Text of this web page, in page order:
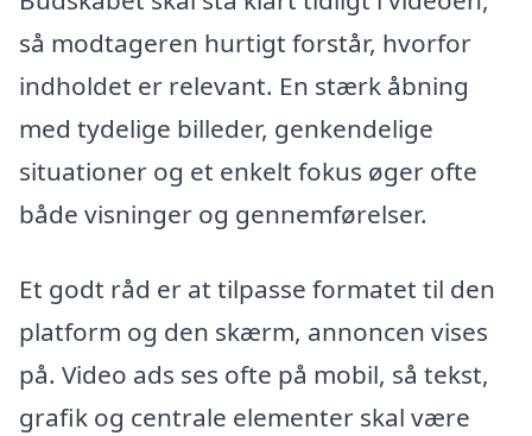
så modtageren hurtigt forstår, hvorfor
indholdet er relevant. En stærk åbning
med tydelige billeder, genkendelige
situationer og et enkelt fokus øger ofte
både visninger og gennemførelser.
Et godt råd er at tilpasse formatet til den
platform og den skærm, annoncen vises
på. Video ads ses ofte på mobil, så tekst,
grafik og centrale elementer skal være